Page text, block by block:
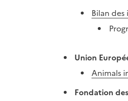
Bilan
Union
Animals
Fondation